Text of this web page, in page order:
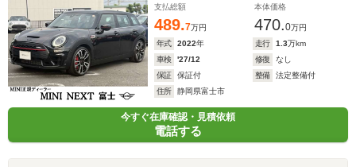
支払総額
489.7万円
本体価格
470.0万円
年式
2022年 走行 1.3万km
車検
'27/12 修復
なし
保証
保証付 整備
法定整備付
住所
静岡県富士市
今すぐ在庫確認・見積依頼
電話する